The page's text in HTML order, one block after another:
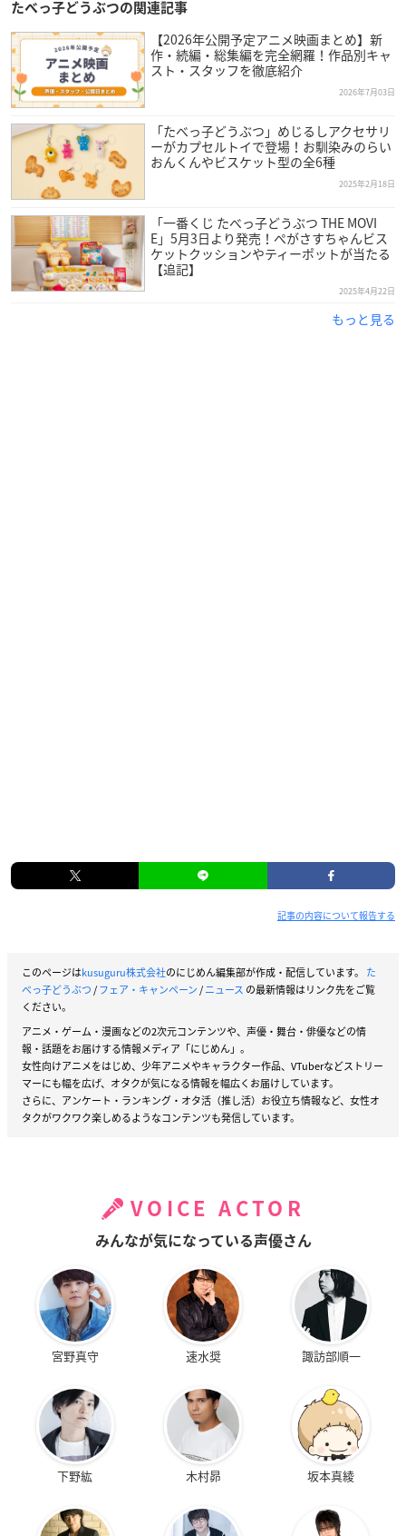
たべっ子どうぶつの関連記事
【2026年公開予定アニメ映画まとめ】新
作・続編・総集編を完全網羅！作品別キャ
スト・スタッフを徹底紹介
2026年7月03日
「たべっ子どうぶつ」めじるしアクセサリ
ーがカプセルトイで登場！お馴染みのらい
おんくんやビスケット型の全6種
2025年2月18日
「一番くじ たべっ子どうぶつ THE MOVI
E」5月3日より発売！ぺがさすちゃんビス
ケットクッションやティーポットが当たる
【追記】
2025年4月22日
もっと見る
記事の内容について報告する
このページはkusuguru株式会社のにじめん編集部が作成・配信しています。 た
べっ子どうぶつ/フェア・キャンペーン/ニュース の最新情報はリンク先をご覧
ください。
アニメ・ゲーム・漫画などの2次元コンテンツや、声優・舞台・俳優などの情
報・話題をお届けする情報メディア「にじめん」。
女性向けアニメをはじめ、少年アニメやキャラクター作品、VTuberなどストリー
マーにも幅を広げ、オタクが気になる情報を幅広くお届けしています。
さらに、アンケート・ランキング・オタ活（推し活）お役立ち情報など、女性オ
タクがワクワク楽しめるようなコンテンツも発信しています。
VOICE ACTOR
みんなが気になっている声優さん
宮野真守 速水奨 諏訪部順一
下野紘 木村昴 坂本真綾